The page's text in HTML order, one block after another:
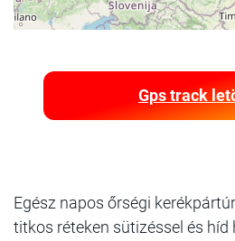
Gps track
Egész napos őrségi
titkos réteken sütizéssel és